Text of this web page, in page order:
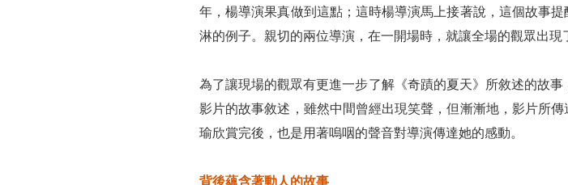
年，楊導演果真做到這點；這時楊導演馬上接著說，這個故事
淋的例子。親切的兩位導演，在一開場時，就讓全場的觀眾出現
為了讓現場的觀眾有更進一步了解《奇蹟的夏天》所敘述的故
影片的故事敘述，雖然中間曾經出現笑聲，但漸漸地，影片所
瑜欣賞完後，也是用著嗚咽的聲音對導演傳達她的感動。
背後蘊含著動人的故事